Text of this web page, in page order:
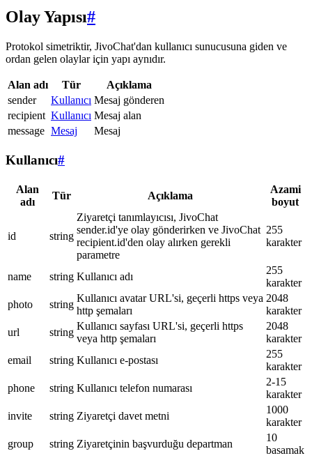
Olay Yapısı#
Protokol simetriktir, JivoChat'dan kullanıcı sunucusuna giden ve
ordan gelen olaylar için yapı aynıdır.
Alan adı Tür
Açıklama
sender
Kullanıcı Mesaj gönderen
recipient Kullanıcı Mesaj alan
message Mesaj Mesaj
Kullanıcı#
Alan
adı
Tür Açıklama
Azami
boyut
id string
Ziyaretçi tanımlayıcısı, JivoChat
sender.id'ye olay gönderirken ve JivoChat
recipient.id'den olay alırken gerekli
parametre
255
karakter
name string Kullanıcı adı
255
karakter
photo
string
Kullanıcı avatar URL'si, geçerli https veya
http şemaları
2048
karakter
url
string
Kullanıcı sayfası URL'si, geçerli https
veya http şemaları
2048
karakter
email
string Kullanıcı e-postası
255
karakter
phone
string Kullanıcı telefon numarası
2-15
karakter
invite
string Ziyaretçi davet metni
1000
karakter
group
string Ziyaretçinin başvurduğu departman
10
basamak